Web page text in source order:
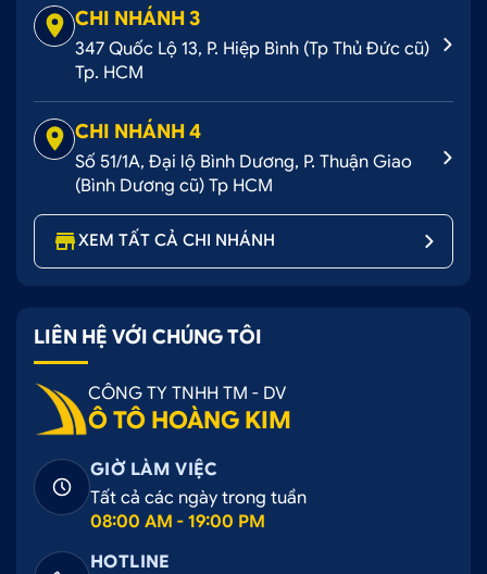
với tất cả ý tưởng mà khách hàng đưa tới.
2.1 Cửa hàng cung cấp cản trước sau Kia
Seltos tại Tphcm và Bình Dương
TRỤ SỞ CHÍNH:
Đông B, Q.Bình Tân, Tp.HCM
Q.Bình Tân, Tp.HCM
CHI NHÁNH 2:347 Quốc lộ 13, P.Hiệp Bình
CHI NHÁNH 3:51/1A, Đại lộ Bình Dương,
P.Thuận Giao, TX.Thuận An, Bình Dương.
Tham khảo thông tin của các loại cản trước sau ô
tô cho tất các dòng xe tại website
OTOHOANGKIM.COM
Hotline gặp nhân viên tư vấn, hỗ trợ sản phẩm
nhanh nhất:0707 07 08 09.
CHI NHÁNH 3
347 Quốc Lộ 13, P. Hiệp Bình (Tp Thủ Đức cũ)
Tp. HCM
CHI NHÁNH 4
Số 51/1A, Đại lộ Bình Dương, P. Thuận Giao
(Bình Dương cũ) Tp HCM
XEM TẤT CẢ CHI NHÁNH
LIÊN HỆ VỚI CHÚNG TÔI
CÔNG TY TNHH TM - DV
Ô TÔ HOÀNG KIM
GIỜ LÀM VIỆC
Tất cả các ngày trong tuần
08:00 AM - 19:00 PM
HOTLINE